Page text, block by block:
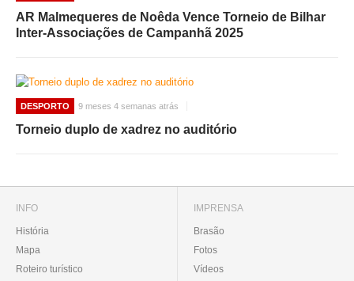
AR Malmequeres de Noêda Vence Torneio de Bilhar
Inter-Associações de Campanhã 2025
DESPORTO 9 meses 4 semanas atrás
Torneio duplo de xadrez no auditório
INFO
História
Mapa
Roteiro turístico
IMPRENSA
Brasão
Fotos
Vídeos